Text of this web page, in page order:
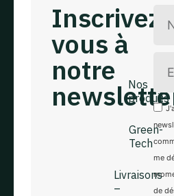
Green-Tech
Nos
produits
Green-
Tech
Livraisons
–
Inscrivez
vous à
notre
me
de